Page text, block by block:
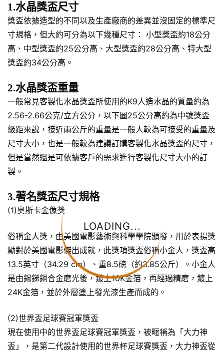
LOADING...
1.水晶獎盃尺寸
獎盃依據造型的不同以及生產廠商的差異並沒固定的標準尺
寸規格，但大約可分為以下幾種尺寸： 小型獎盃約18公分
高、中型獎盃約25公分高、大型獎盃約28公分高、特大型
獎盃約34公分高。
2.水晶獎盃重量
一般常見客製化水晶獎盃所使用的K9人造水晶的質量約為
2.56-2.66公克/立方公分，以下圖25公分高約為中號獎盃
級距來說，接近兩公斤的重量是一般人較為可接受的重量及
尺寸大小，也是一般較為建議訂購客製化水晶獎盃的尺寸，
但是當然還是可依據客戶的需求進行客製化尺寸大小的訂
製。
3.著名獎盃尺寸規格
(1)奧斯卡金像獎
俗稱金人獎，由美國電影藝術與科學學院頒發，用於表揚獎
勵對於美國電影傑出成就，此獎項獎盃俗稱小金人，獎盃高
13.5英寸（34.29 cm）、重8.5磅（約3.85公斤）。小金人
是由錫銻銅合金磨光後，鍍上10K金箔，再經過精磨，鍍上
24K金箔，並於外層塗上發光漆生產而成的。
(2)世界盃足球賽冠軍獎盃
現在使用中的世界盃足球賽冠軍獎盃，被暱稱為「大力神
盃」，是第二代設計使用的世界杯足球賽獎盃，大力神盃從